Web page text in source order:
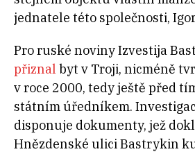
jednatele této společnosti,
Pro ruské noviny Izvestija
přiznal byt v Troji, nicméně
v roce 2000, tedy ještě před
státním úředníkem.
disponuje dokumenty, jež
Hnězdenské ulici Bastrykin